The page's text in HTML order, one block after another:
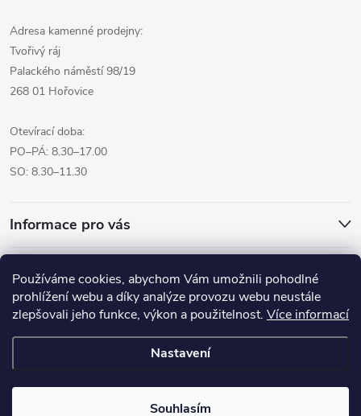
Používáme cookies, abychom Vám umožnili pohodlné
prohlížení webu a díky analýze provozu webu neustále
zlepšovali jeho funkce, výkon a použitelnost. Více informací
Nastavení
Souhlasím
Adresa kamenné prodejny:
Tvořivý ráj
Palackého náměstí 98/19
268 01 Hořovice
Otevírací doba:
PO–PÁ: 8.30–17.00
SO: 8.30–11.30
Informace pro vás
Přijímáme online platby
vyhrazena.